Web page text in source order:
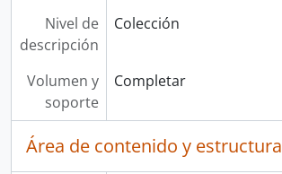
Nivel de
descripción
Colección
Volumen y
soporte
Completar
Área de contenido y estructura